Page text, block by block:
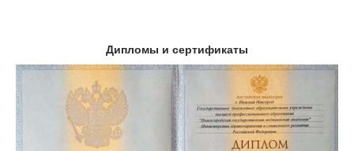
Дипломы и сертификаты